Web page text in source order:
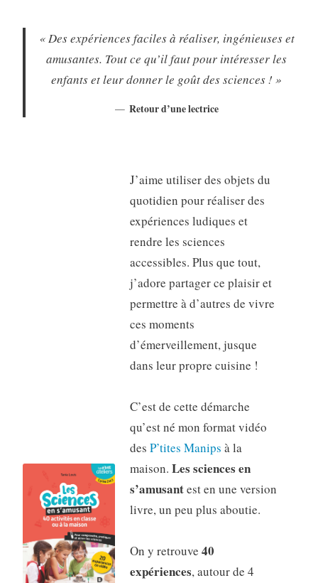
« Des expériences faciles à réaliser, ingénieuses et
amusantes. Tout ce qu’il faut pour intéresser les
enfants et leur donner le goût des sciences ! »
Retour d’une lectrice
J’aime utiliser des objets du
quotidien pour réaliser des
expériences ludiques et
rendre les sciences
accessibles. Plus que tout,
j’adore partager ce plaisir et
permettre à d’autres de vivre
ces moments
d’émerveillement, jusque
dans leur propre cuisine !
C’est de cette démarche
qu’est né mon format vidéo
des P’tites Manips à la
maison. Les sciences en
s’amusantest en une version
livre, un peu plus aboutie.
On y retrouve 40
expériences, autour de 4